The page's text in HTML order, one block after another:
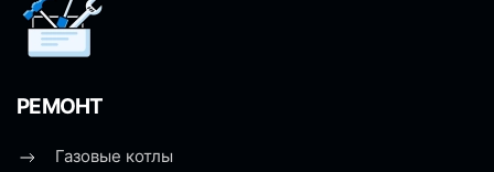
РЕМОНТ
Газовые котлы